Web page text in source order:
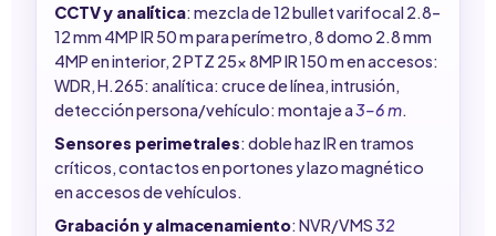
CCTV y analítica: mezcla de 12 bullet varifocal 2.8–
12 mm 4MP IR 50 m para perímetro, 8 domo 2.8 mm
4MP en interior, 2 PTZ 25x 8MP IR 150 m en accesos:
WDR, H.265: analítica: cruce de línea, intrusión,
detección persona/vehículo: montaje a3–6 m.
Sensores perimetrales: doble haz IR en tramos
críticos, contactos en portones y lazo magnético
en accesos de vehículos.
Grabación y almacenamiento: NVR/VMS32